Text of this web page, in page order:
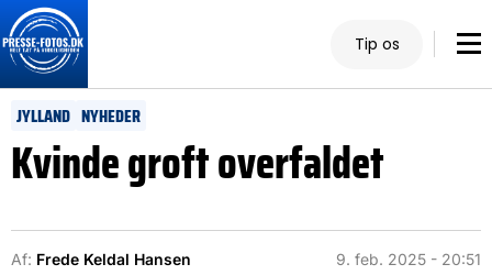
Tip os
JYLLAND NYHEDER
Kvinde groft overfaldet
Af: Frede Keldal Hansen 9. feb. 2025 - 20:51